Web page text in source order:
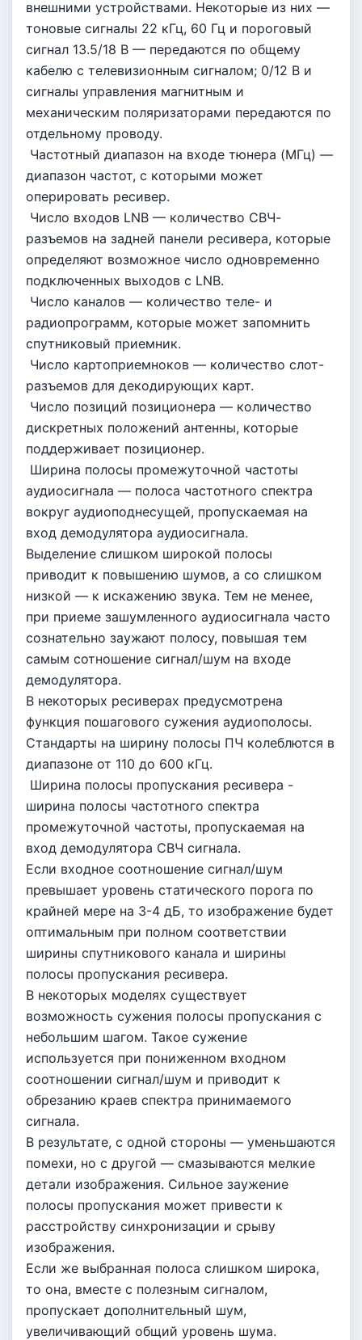
внешними устройствами. Некоторые из них —
тоновые сигналы 22 кГц, 60 Гц и пороговый
сигнал 13.5/18 В — передаются по общему
кабелю с телевизионным сигналом; 0/12 В и
сигналы управления магнитным и
механическим поляризаторами передаются по
отдельному проводу.
Частотный диапазон на входе тюнера (MГц) —
диапазон частот, с которыми может
оперировать ресивер.
Число входов LNB — количество СВЧ-
разъемов на задней панели ресивера, которые
определяют возможное число одновременно
подключенных выходов с LNB.
Число каналов — количество теле- и
радиопрограмм, которые может запомнить
спутниковый приемник.
Число картоприемноков — количество слот-
разъемов для декодирующих карт.
Число позиций позиционера — количество
дискретных положений антенны, которые
поддерживает позиционер.
Ширина полосы промежуточной частоты
аудиосигнала — полоса частотного спектра
вокруг аудиоподнесущей, пропускаемая на
вход демодулятора аудиосигнала.
Выделение слишком широкой полосы
приводит к повышению шумов, а со слишком
низкой — к искажению звука. Тем не менее,
при приеме зашумленного аудиосигнала часто
сознательно заужают полосу, повышая тем
самым сотношение сигнал/шум на входе
демодулятора.
В некоторых ресиверах предусмотрена
функция пошагового сужения аудиополосы.
Стандарты на ширину полосы ПЧ колеблются в
диапазоне от 110 до 600 кГц.
Ширина полосы пропускания ресивера -
ширина полосы частотного спектра
промежуточной частоты, пропускаемая на
вход демодулятора СВЧ сигнала.
Если входное соотношение сигнал/шум
превышает уровень статического порога по
крайней мере на 3-4 дБ, то изображение будет
оптимальным при полном соответствии
ширины спутникового канала и ширины
полосы пропускания ресивера.
В некоторых моделях существует
возможность сужения полосы пропускания с
небольшим шагом. Такое сужение
используется при пониженном входном
соотношении сигнал/шум и приводит к
обрезанию краев спектра принимаемого
сигнала.
В результате, с одной стороны — уменьшаются
помехи, но с другой — смазываются мелкие
детали изображения. Сильное заужение
полосы пропускания может привести к
расстройству синхронизации и срыву
изображения.
Если же выбранная полоса слишком широка,
то она, вместе с полезным сигналом,
пропускает дополнительный шум,
увеличивающий общий уровень шума.